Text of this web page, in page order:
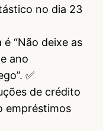
no dia 23
“Não deixe as
ano
✅
de crédito
empréstimos